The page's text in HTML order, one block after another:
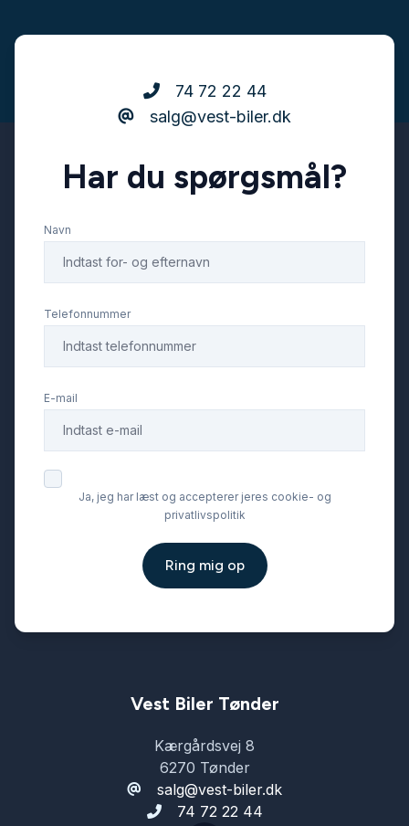
multifunktionsrat
musikstreaming via Bluetooth
parkeringssensor (bag)
træthedsregistrering
udvendig temperaturmåler
USB-A tilslutning
USB-C tilslutning
74 72 22 44
salg@vest-biler.dk
Har du spørgsmål?
Navn
Telefonnummer
E-mail
Ja, jeg har læst og accepterer jeres cookie- og
privatlivspolitik
Ring mig op
Vest Biler Tønder
Kærgårdsvej 8
6270 Tønder
salg@vest-biler.dk
74 72 22 44